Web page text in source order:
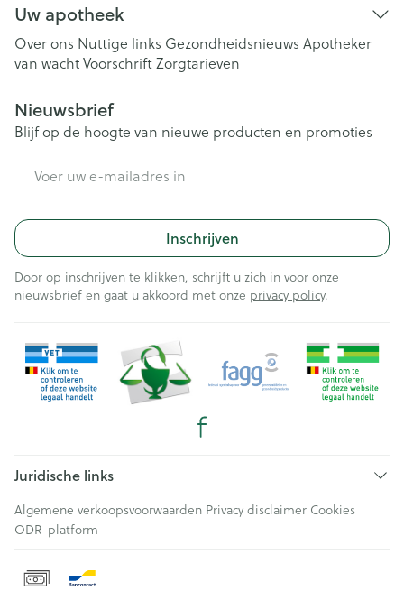
Uw apotheek
Over ons Nuttige links Gezondheidsnieuws Apotheker
van wachtVoorschriftZorgtarieven
Nieuwsbrief
Blijf op de hoogte van nieuwe producten en promoties
Inschrijven
Door op inschrijven te klikken, schrijft u zich in voor onze
nieuwsbrief en gaat u akkoord met onze privacy policy.
Juridische links
Algemene verkoopsvoorwaarden Privacy disclaimer Cookies
ODR-platform